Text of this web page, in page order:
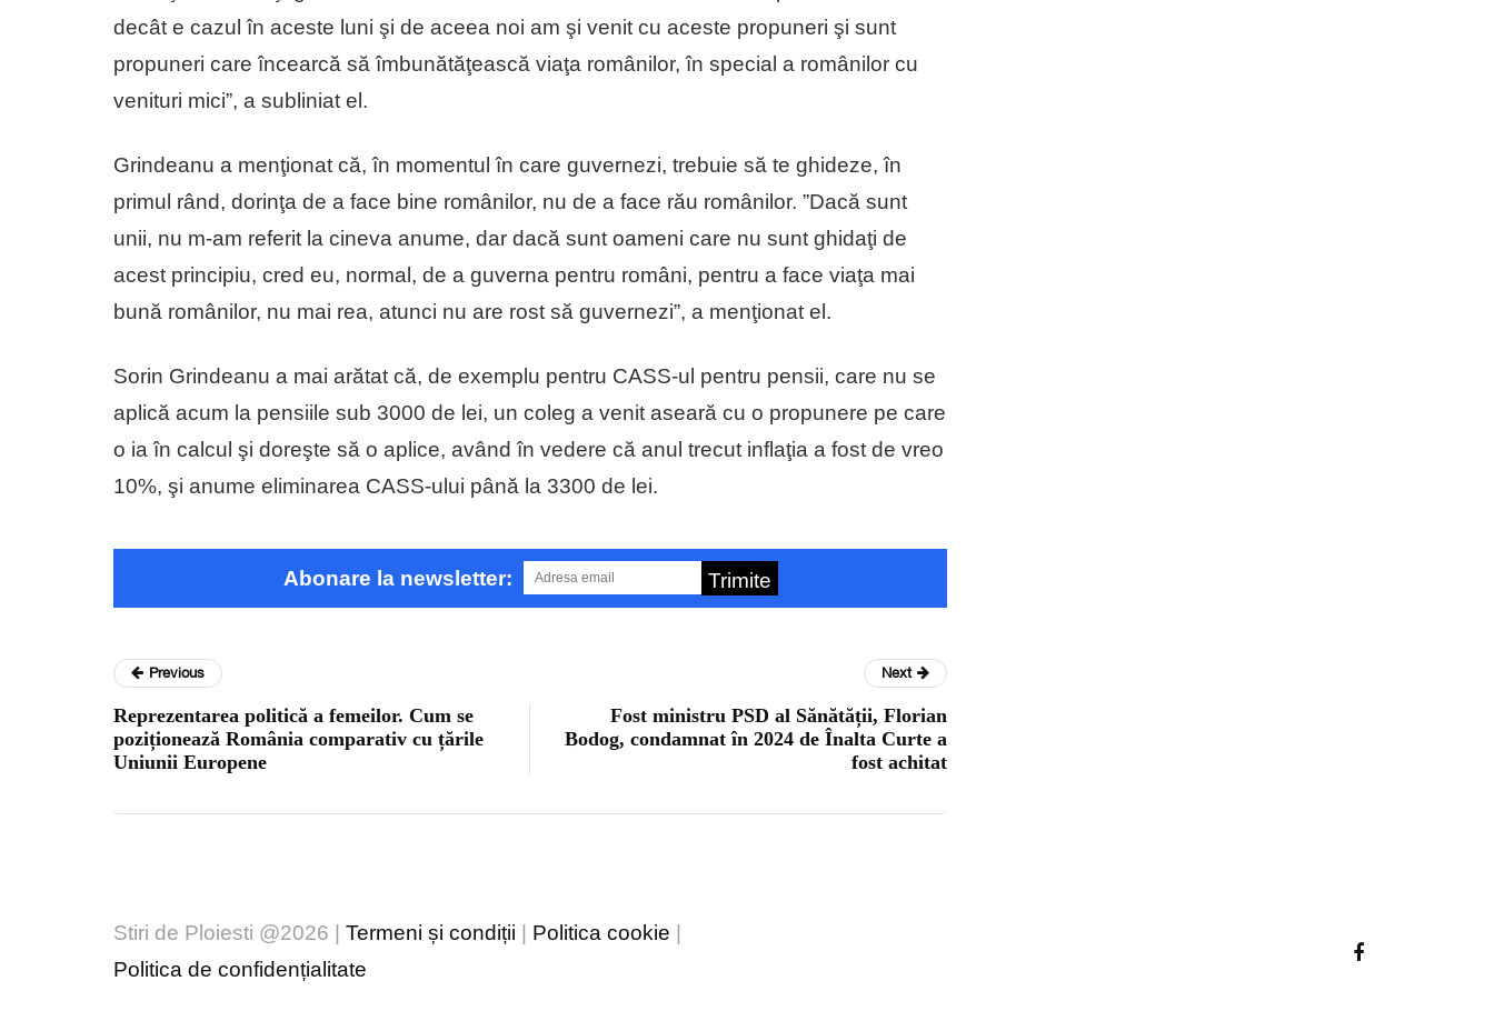
decât e cazul în aceste luni şi de aceea noi am şi venit cu aceste propuneri şi sunt
propuneri care încearcă să îmbunătăţească viaţa românilor, în special a românilor cu
venituri mici”, a subliniat el.
Grindeanu a menţionat că, în momentul în care guvernezi, trebuie să te ghideze, în
primul rând, dorinţa de a face bine românilor, nu de a face rău românilor. ”Dacă sunt
unii, nu m-am referit la cineva anume, dar dacă sunt oameni care nu sunt ghidaţi de
acest principiu, cred eu, normal, de a guverna pentru români, pentru a face viaţa mai
bună românilor, nu mai rea, atunci nu are rost să guvernezi”, a menţionat el.
Sorin Grindeanu a mai arătat că, de exemplu pentru CASS-ul pentru pensii, care nu se
aplică acum la pensiile sub 3000 de lei, un coleg a venit aseară cu o propunere pe care
o ia în calcul şi doreşte să o aplice, având în vedere că anul trecut inflaţia a fost de vreo
10%, şi anume eliminarea CASS-ului până la 3300 de lei.
Abonare la newsletter: Trimite
Previous
Reprezentarea politică a femeilor. Cum se
poziționează România comparativ cu țările
Uniunii Europene
Next
Fost ministru PSD al Sănătății, Florian
Bodog, condamnat în 2024 de Înalta Curte a
fost achitat
Stiri de Ploiesti @2026 | Termeni și condiții | Politica cookie |
Politica de confidențialitate